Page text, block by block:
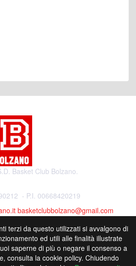
Basket Club Bolzano.
- P.I. 00668420219
basketclubbolzano@gmail.com
by
terzi da questo utilizzati si avvalgono di
ed utili alle finalità illustrate
saperne di più o negare il consenso a
consulta la cookie policy. Chiudendo